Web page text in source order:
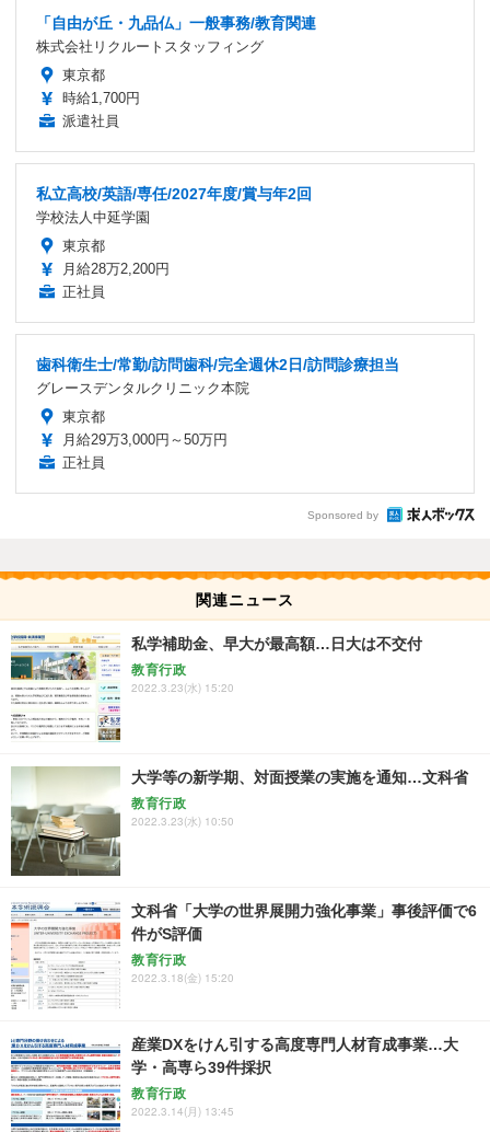
「自由が丘・九品仏」一般事務/教育関連
株式会社リクルートスタッフィング
東京都
時給1,700円
派遣社員
私立高校/英語/専任/2027年度/賞与年2回
学校法人中延学園
東京都
月給28万2,200円
正社員
歯科衛生士/常勤/訪問歯科/完全週休2日/訪問診療担当
グレースデンタルクリニック本院
東京都
月給29万3,000円～50万円
正社員
Sponsored by
関連ニュース
私学補助金、早大が最高額…日大は不交付
教育行政
2022.3.23(水) 15:20
大学等の新学期、対面授業の実施を通知…文科省
教育行政
2022.3.23(水) 10:50
文科省「大学の世界展開力強化事業」事後評価で6
件がS評価
教育行政
2022.3.18(金) 15:20
産業DXをけん引する高度専門人材育成事業…大
学・高専ら39件採択
教育行政
2022.3.14(月) 13:45